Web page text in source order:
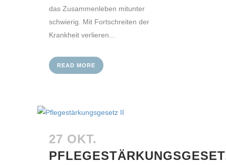
das Zusammenleben mitunter
schwierig. Mit Fortschreiten der
Krankheit verlieren...
READ MORE
27 OKT.